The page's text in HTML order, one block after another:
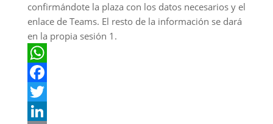
confirmándote la plaza con los datos necesarios y el
enlace de Teams. El resto de la información se dará
en la propia sesión 1.
W
h
a
F
aT